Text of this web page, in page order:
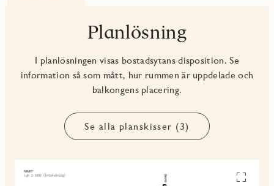
Planlösning
I planlösningen visas bostadsytans disposition. Se
information så som mått, hur rummen är uppdelade och
balkongens placering.
Se alla planskisser (3)
Se